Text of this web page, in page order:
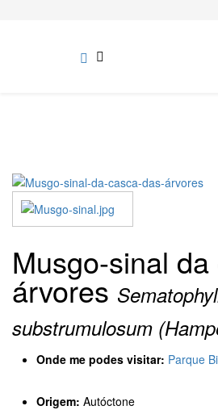
Musgo-sinal
árvores
substrumulosum
Onde me podes visitar: Parque
Origem: Autóctone